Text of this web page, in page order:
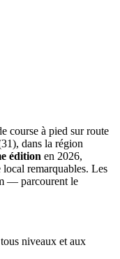
course à pied sur route
dans la région
édition en 2026,
remarquables. Les
— parcourent le
niveaux et aux